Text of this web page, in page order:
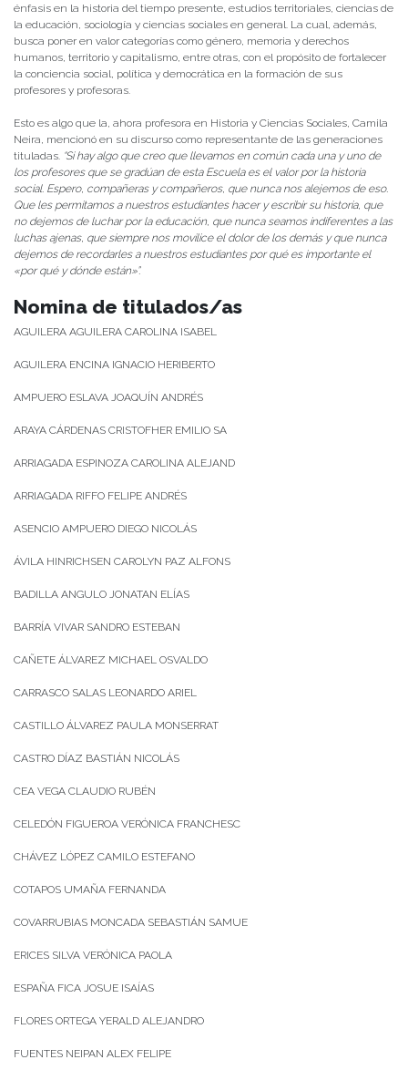
énfasis en la historia del tiempo presente, estudios territoriales, ciencias de
la educación, sociología y ciencias sociales en general. La cual, además,
busca poner en valor categorías como género, memoria y derechos
humanos, territorio y capitalismo, entre otras, con el propósito de fortalecer
la conciencia social, política y democrática en la formación de sus
profesores y profesoras.
Esto es algo que la, ahora profesora en Historia y Ciencias Sociales, Camila
Neira, mencionó en su discurso como representante de las generaciones
tituladas. “Si hay algo que creo que llevamos en común cada una y uno de
los profesores que se gradúan de esta Escuela es el valor por la historia
social. Espero, compañeras y compañeros, que nunca nos alejemos de eso.
Que les permitamos a nuestros estudiantes hacer y escribir su historia, que
no dejemos de luchar por la educación, que nunca seamos indiferentes a las
luchas ajenas, que siempre nos movilice el dolor de los demás y que nunca
dejemos de recordarles a nuestros estudiantes por qué es importante el
«por qué y dónde están»”.
Nomina de titulados/as
AGUILERA AGUILERA CAROLINA ISABEL
AGUILERA ENCINA IGNACIO HERIBERTO
AMPUERO ESLAVA JOAQUÍN ANDRÉS
ARAYA CÁRDENAS CRISTOFHER EMILIO SA
ARRIAGADA ESPINOZA CAROLINA ALEJAND
ARRIAGADA RIFFO FELIPE ANDRÉS
ASENCIO AMPUERO DIEGO NICOLÁS
ÁVILA HINRICHSEN CAROLYN PAZ ALFONS
BADILLA ANGULO JONATAN ELÍAS
BARRÍA VIVAR SANDRO ESTEBAN
CAÑETE ÁLVAREZ MICHAEL OSVALDO
CARRASCO SALAS LEONARDO ARIEL
CASTILLO ÁLVAREZ PAULA MONSERRAT
CASTRO DÍAZ BASTIÁN NICOLÁS
CEA VEGA CLAUDIO RUBÉN
CELEDÓN FIGUEROA VERÓNICA FRANCHESC
CHÁVEZ LÓPEZ CAMILO ESTEFANO
COTAPOS UMAÑA FERNANDA
COVARRUBIAS MONCADA SEBASTIÁN SAMUE
ERICES SILVA VERÓNICA PAOLA
ESPAÑA FICA JOSUE ISAÍAS
FLORES ORTEGA YERALD ALEJANDRO
FUENTES NEIPAN ALEX FELIPE